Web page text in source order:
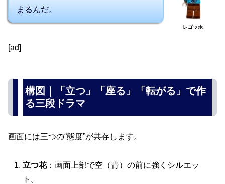
まるんだ。
レゴッホ
[ad]
構図｜「立つ」「座る」「転がる」で作
る三段ドラマ
画面には三つの“態度”が共存します。
立つ花：画面上部で空（青）の前に強くシルエッ
ト。